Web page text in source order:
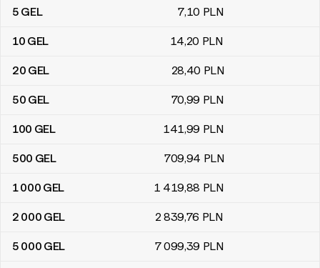
5 GEL 7,10 PLN
10 GEL 14,20 PLN
20 GEL 28,40 PLN
50 GEL 70,99 PLN
100 GEL 141,99 PLN
500 GEL 709,94 PLN
1 000 GEL 1 419,88 PLN
2 000 GEL 2 839,76 PLN
5 000 GEL 7 099,39 PLN